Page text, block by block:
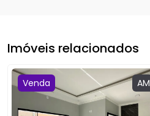
Venda AM
Imóveis relacionados